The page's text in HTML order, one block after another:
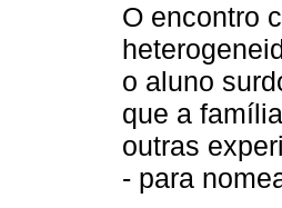
O encontro
o aluno
que a
outras
- para